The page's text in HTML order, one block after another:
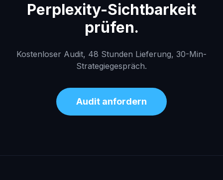
Perplexity-Sichtbarkeit
prüfen.
Kostenloser Audit, 48 Stunden Lieferung, 30-Min-
Strategiegespräch.
Audit anfordern